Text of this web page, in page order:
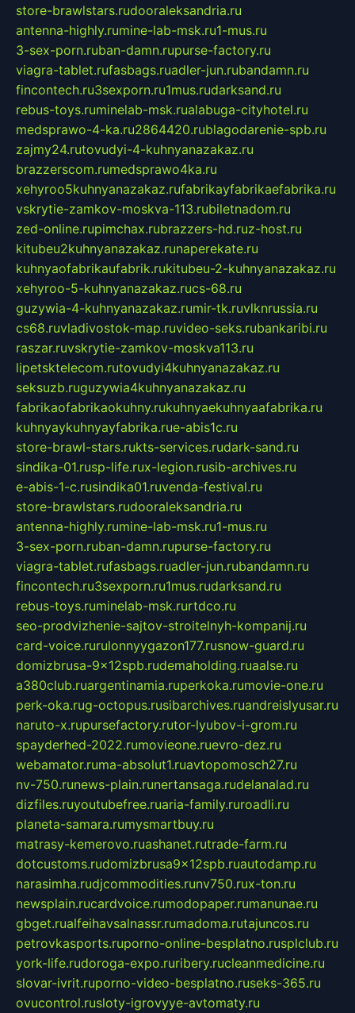
store-brawlstars.rudooraleksandria.ru
antenna-highly.rumine-lab-msk.ru1-mus.ru
3-sex-porn.ruban-damn.rupurse-factory.ru
viagra-tablet.rufasbags.ruadler-jun.rubandamn.ru
fincontech.ru3sexporn.ru1mus.rudarksand.ru
rebus-toys.ruminelab-msk.rualabuga-cityhotel.ru
medsprawo-4-ka.ru2864420.rublagodarenie-spb.ru
zajmy24.rutovudyi-4-kuhnyanazakaz.ru
brazzerscom.rumedsprawo4ka.ru
xehyroo5kuhnyanazakaz.rufabrikayfabrikaefabrika.ru
vskrytie-zamkov-moskva-113.rubiletnadom.ru
zed-online.rupimchax.rubrazzers-hd.ruz-host.ru
kitubeu2kuhnyanazakaz.runaperekate.ru
kuhnyaofabrikaufabrik.rukitubeu-2-kuhnyanazakaz.ru
xehyroo-5-kuhnyanazakaz.rucs-68.ru
guzywia-4-kuhnyanazakaz.rumir-tk.ruvlknrussia.ru
cs68.ruvladivostok-map.ruvideo-seks.rubankaribi.ru
raszar.ruvskrytie-zamkov-moskva113.ru
lipetsktelecom.rutovudyi4kuhnyanazakaz.ru
seksuzb.ruguzywia4kuhnyanazakaz.ru
fabrikaofabrikaokuhny.rukuhnyaekuhnyaafabrika.ru
kuhnyaykuhnyayfabrika.rue-abis1c.ru
store-brawl-stars.rukts-services.rudark-sand.ru
sindika-01.rusp-life.rux-legion.rusib-archives.ru
e-abis-1-c.rusindika01.ruvenda-festival.ru
store-brawlstars.rudooraleksandria.ru
antenna-highly.rumine-lab-msk.ru1-mus.ru
3-sex-porn.ruban-damn.rupurse-factory.ru
viagra-tablet.rufasbags.ruadler-jun.rubandamn.ru
fincontech.ru3sexporn.ru1mus.rudarksand.ru
rebus-toys.ruminelab-msk.rurtdco.ru
seo-prodvizhenie-sajtov-stroitelnyh-kompanij.ru
card-voice.rurulonnyygazon177.rusnow-guard.ru
domizbrusa-9x12spb.rudemaholding.ruaalse.ru
a380club.ruargentinamia.ruperkoka.rumovie-one.ru
perk-oka.rug-octopus.rusibarchives.ruandreislyusar.ru
naruto-x.rupursefactory.rutor-lyubov-i-grom.ru
spayderhed-2022.rumovieone.ruevro-dez.ru
webamator.ruma-absolut1.ruavtopomosch27.ru
nv-750.runews-plain.runertansaga.rudelanalad.ru
dizfiles.ruyoutubefree.ruaria-family.ruroadli.ru
planeta-samara.rumysmartbuy.ru
matrasy-kemerovo.ruashanet.rutrade-farm.ru
dotcustoms.rudomizbrusa9x12spb.ruautodamp.ru
narasimha.rudjcommodities.runv750.rux-ton.ru
newsplain.rucardvoice.rumodopaper.rumanunae.ru
gbget.rualfeihavsalnassr.rumadoma.rutajuncos.ru
petrovkasports.ruporno-online-besplatno.rusplclub.ru
york-life.rudoroga-expo.ruribery.rucleanmedicine.ru
slovar-ivrit.ruporno-video-besplatno.ruseks-365.ru
ovucontrol.rusloty-igrovyye-avtomaty.ru